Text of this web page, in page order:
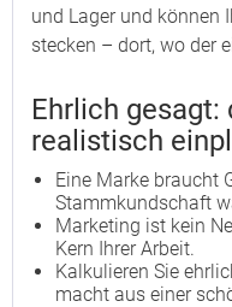
und Lager und können
stecken – dort, wo der
Ehrlich gesagt:
realistisch
Eine Marke braucht
Stammkundschaft
Marketing ist kein
Kern Ihrer Arbeit.
Kalkulieren Sie
macht aus einer